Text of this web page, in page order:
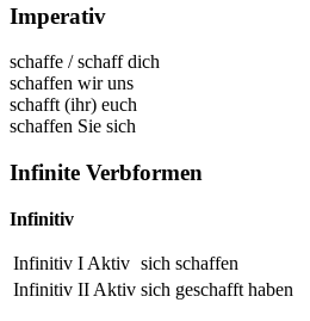
Imperativ
schaffe /schaff dich
schaffen wir uns
schafft (ihr) euch
schaffen Sie sich
Infinite Verbformen
Infinitiv
Infinitiv I Aktiv sich schaffen
Infinitiv II Aktiv sich geschafft haben